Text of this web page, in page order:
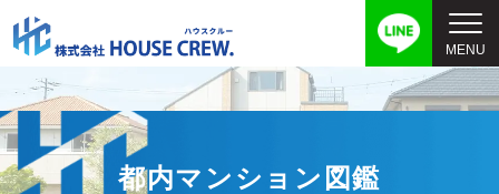
都内マンション図鑑